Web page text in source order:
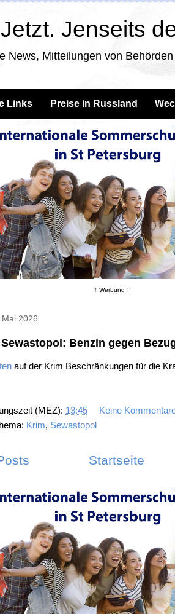
Jenseits
News, Mitteilungen von
Links Preise in Russland
↑ Werbung ↑
2026
Benzin gegen
auf der Krim Beschränkungen für die
(MEZ): 13:45
Keine
Krim, Sewastopol
Startseite